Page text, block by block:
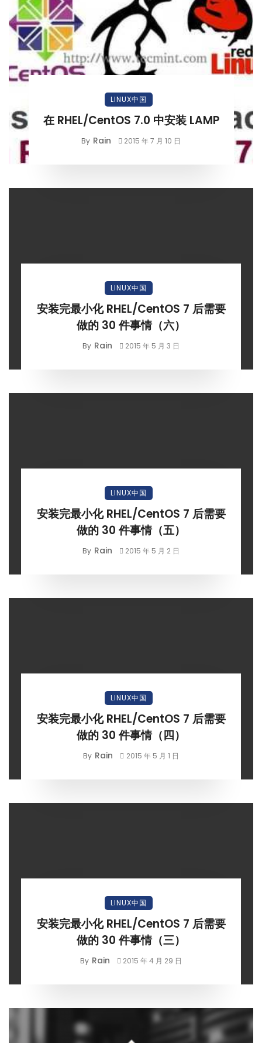
LINUX中国
在 RHEL/CentOS 7.0 中安装 LAMP
By Rain 2015 年 7 月 10 日
LINUX中国
安装完最小化 RHEL/CentOS 7 后需要
做的 30 件事情（六）
By Rain 2015 年 5 月 3 日
LINUX中国
安装完最小化 RHEL/CentOS 7 后需要
做的 30 件事情（五）
By Rain 2015 年 5 月 2 日
LINUX中国
安装完最小化 RHEL/CentOS 7 后需要
做的 30 件事情（四）
By Rain 2015 年 5 月 1 日
LINUX中国
安装完最小化 RHEL/CentOS 7 后需要
做的 30 件事情（三）
By Rain 2015 年 4 月 29 日